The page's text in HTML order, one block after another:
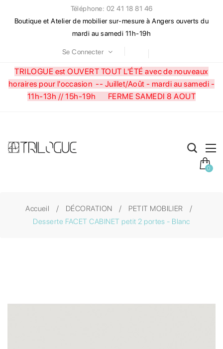
Téléphone: 02 41 18 81 46
Boutique et Atelier de mobilier sur-mesure à Angers ouverts du
mardi au samedi 11h-19h
Se Connecter
TRILOGUE est OUVERT TOUT L'ÉTÉ avec de nouveaux
horaires pour l'occasion -- Juillet/Août - mardi au samedi -
11h-13h // 15h-19h FERME SAMEDI 8 AOUT
0
Accueil DÉCORATION
PETIT MOBILIER
Desserte FACET CABINET petit 2 portes - Blanc